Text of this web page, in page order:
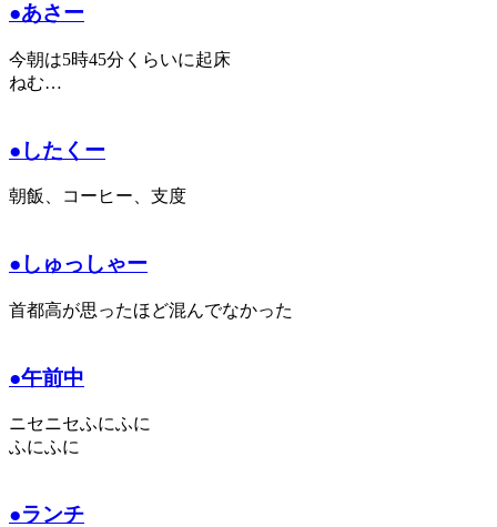
●あさー
今朝は5時45分くらいに起床
ねむ…
●したくー
朝飯、コーヒー、支度
●しゅっしゃー
首都高が思ったほど混んでなかった
●午前中
ニセニセふにふに
ふにふに
●ランチ